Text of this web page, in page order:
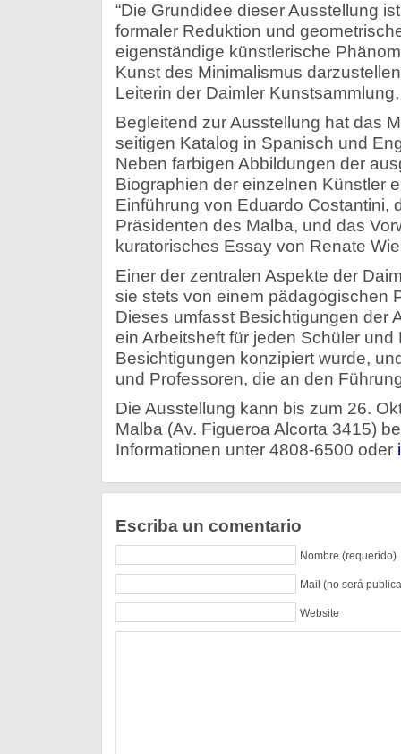
“Die Grundidee dieser Ausstellung
formaler Reduktion und
eigenständige künstlerische
Kunst des Minimalismus
Leiterin der Daimler
Begleitend zur Ausstellung hat das
seitigen Katalog in Spanisch und
Neben farbigen Abbildungen der
Biographien der einzelnen Künstler
Einführung von Eduardo Costantini,
Präsidenten des Malba, und das
kuratorisches Essay von Renate
Einer der zentralen Aspekte der
sie stets von einem pädagogischen
Dieses umfasst Besichtigungen der
ein Arbeitsheft für jeden Schüler und
Besichtigungen konzipiert wurde,
und Professoren, die an den
Die Ausstellung kann bis zum 26.
Malba (Av. Figueroa Alcorta 3415)
Informationen unter 4808-6500 oder
Escriba un comentario
Nombre (requerido)
Mail (no será
Website